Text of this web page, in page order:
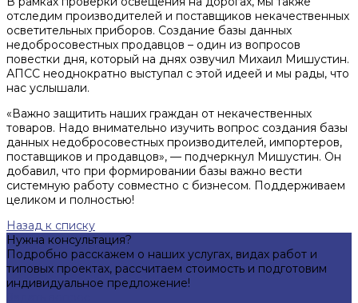
отследим производителей и поставщиков некачественных
осветительных приборов. Создание базы данных
недобросовестных продавцов – один из вопросов
повестки дня, который на днях озвучил Михаил Мишустин.
АПСС неоднократно выступал с этой идеей и мы рады, что
нас услышали.
«Важно защитить наших граждан от некачественных
товаров. Надо внимательно изучить вопрос создания базы
данных недобросовестных производителей, импортеров,
поставщиков и продавцов», — подчеркнул Мишустин. Он
добавил, что при формировании базы важно вести
системную работу совместно с бизнесом. Поддерживаем
целиком и полностью!
Назад к списку
Нужна консультация?
Подробно расскажем о наших услугах, видах работ и
типовых проектах, рассчитаем стоимость и подготовим
индивидуальное предложение!